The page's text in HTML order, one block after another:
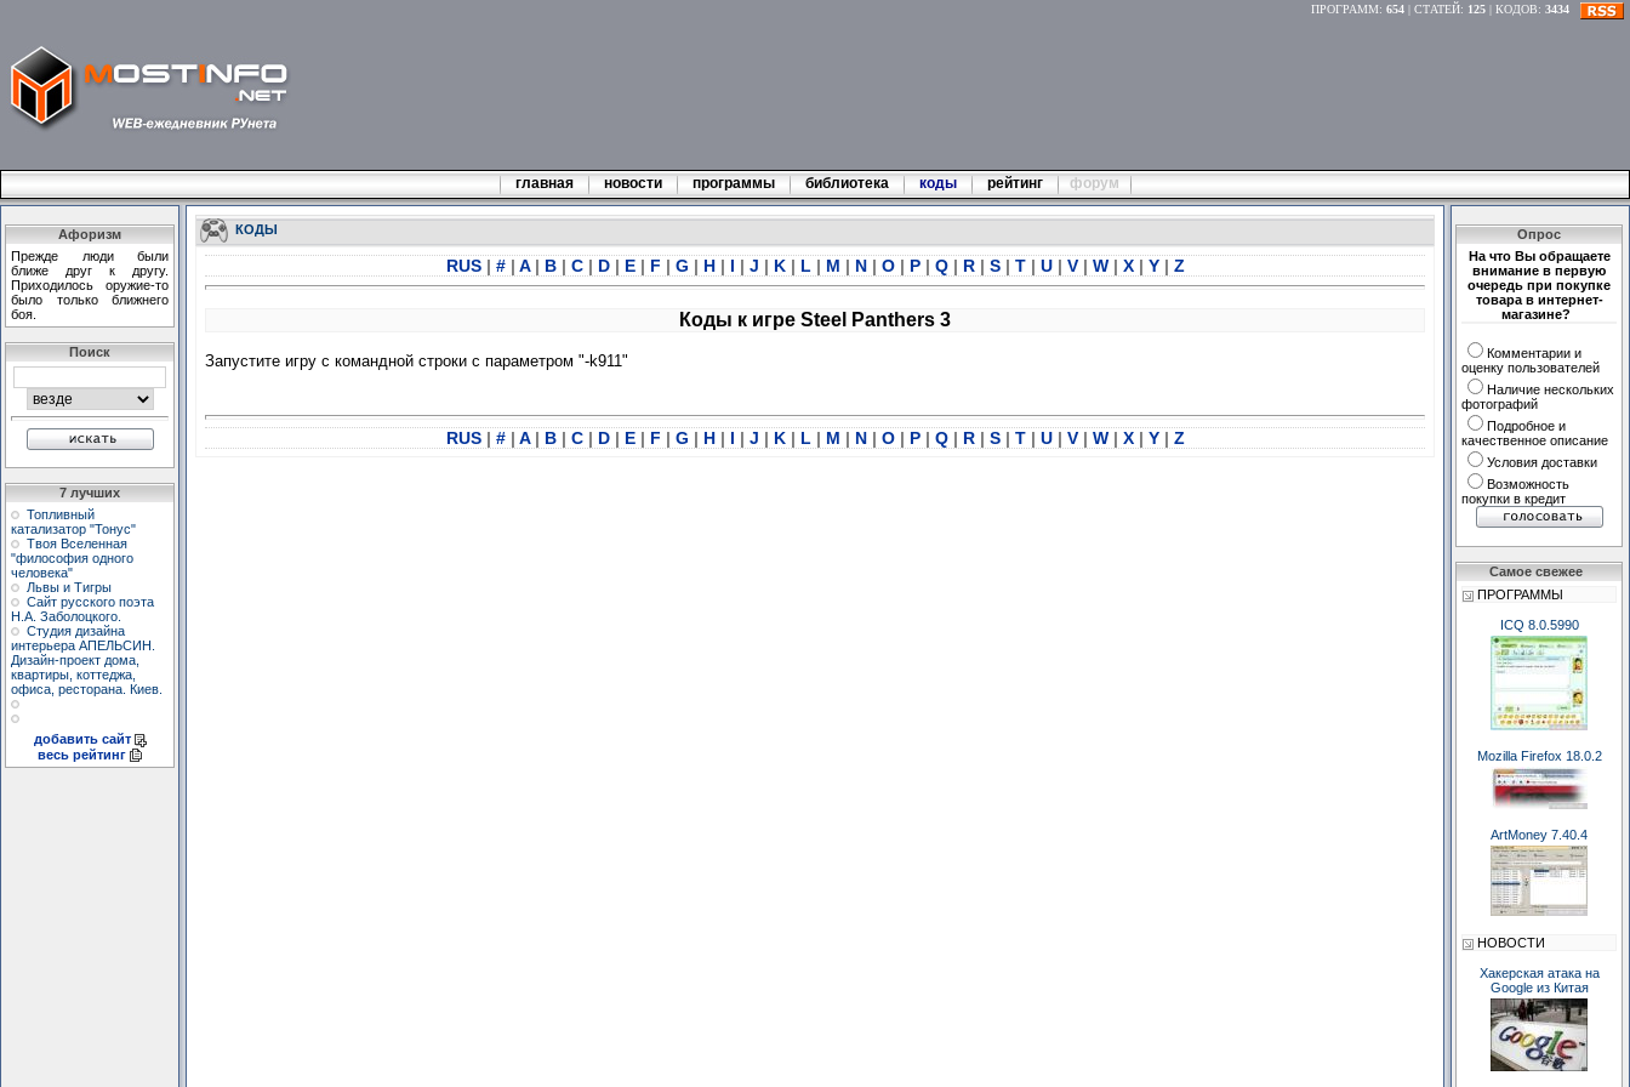
ПРОГРАММ: 654 | СТАТЕЙ: 125 | КОДОВ: 3434
главная новости программы библиотека коды рейтинг форум
Афоризм
Прежде люди были
ближе друг к другу.
Приходилось оружие-то
было только ближнего
боя.
Поиск
7 лучших
Топливный
катализатор "Тонус"
Твоя Вселенная
"философия одного
человека"
Львы и Тигры
Сайт русского поэта
Н.А. Заболоцкого.
Студия дизайна
интерьера АПЕЛЬСИН.
Дизайн-проект дома,
квартиры, коттеджа,
офиса, ресторана. Киев.
добавить сайт
весь рейтинг
КОДЫ
RUS | # | A | B | C | D | E | F | G | H | I | J | K | L | M | N | O | P | Q | R | S | T | U | V | W | X | Y | Z
Коды к игре Steel Panthers 3
Запустите игру с командной строки с параметром "-k911"
RUS | # | A | B | C | D | E | F | G | H | I | J | K | L | M | N | O | P | Q | R | S | T | U | V | W | X | Y | Z
Опрос
На что Вы обращаете
внимание в первую
очередь при покупке
товара в интернет-
магазине?
Комментарии и
оценку пользователей
Наличие нескольких
фотографий
Подробное и
качественное описание
Условия доставки
Возможность
покупки в кредит
Самое свежее
ПРОГРАММЫ
ICQ 8.0.5990
Mozilla Firefox 18.0.2
ArtMoney 7.40.4
НОВОСТИ
Хакерская атака на
Google из Китая